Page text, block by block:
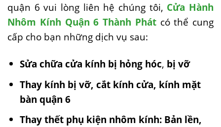
quận 6 vui lòng liên hệ chúng tôi, Cửa Hành
Nhôm Kính Quận 6 Thành Phátcó thể cung
cấp cho bạn những dịch vụ sau:
Sửa chữa cửa kính bị hỏng hóc, bị vỡ
Thay kính bị vỡ, cắt kính cửa, kính mặt
bàn quận 6
Thay thết phụ kiện nhôm kính: Bản lền,